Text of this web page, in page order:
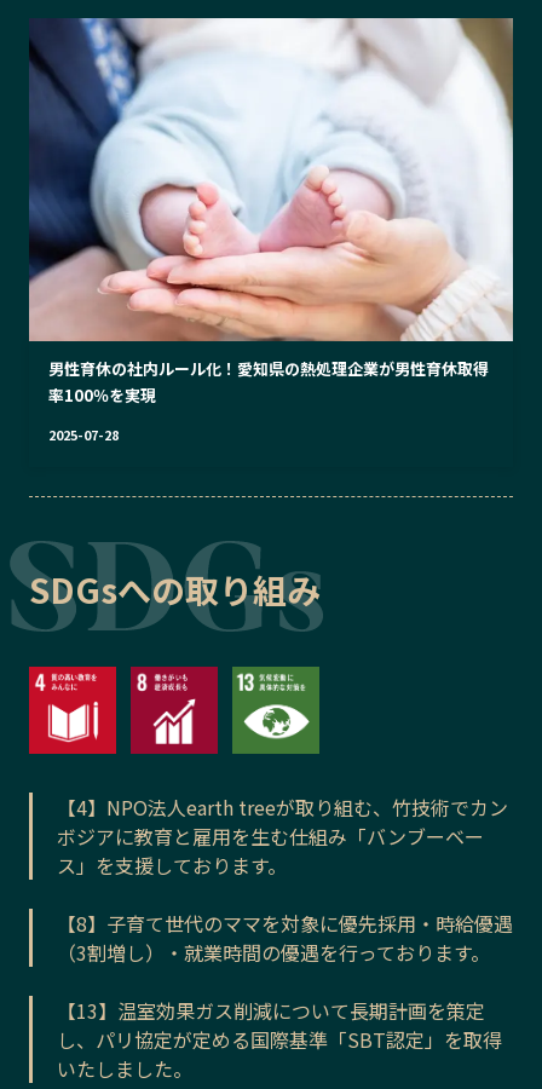
男性育休の社内ルール化！愛知県の熱処理企業が男性育休取得
率100％を実現
2025-07-28
SDGsへの取り組み
【4】NPO法人earth treeが取り組む、竹技術でカン
ボジアに教育と雇用を生む仕組み「バンブーベー
ス」を支援しております。
【8】子育て世代のママを対象に優先採用・時給優遇
（3割増し）・就業時間の優遇を行っております。
【13】温室効果ガス削減について長期計画を策定
し、パリ協定が定める国際基準「SBT認定」を取得
いたしました。